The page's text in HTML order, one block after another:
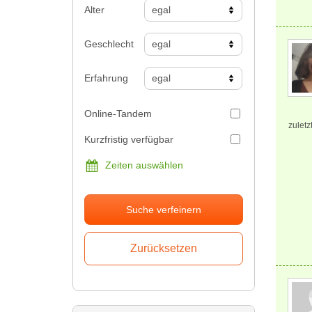
Alter
Geschlecht
Erfahrung
Online-Tandem
Kurzfristig verfügbar
Zeiten auswählen
Suche verfeinern